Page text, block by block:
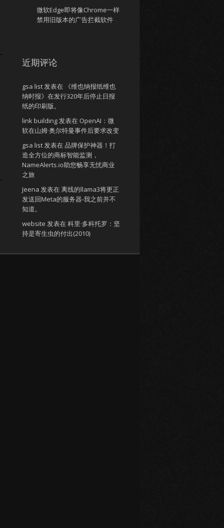
微软Edge即将像Chrome一样
禁用旧版本的广告拦截软件
近期评论
gsa list发表在
《维也纳报纸维也
纳时报》在发行320年后停止日报
纸的印刷版。
link building发表在 OpenAI：微
软在山姆·奥尔特曼事件后要求改变
gsa list发表在 品牌保护神器！打
造全方位的商标智能监测，
NameAlerts.io助您畅享无忧商业
之旅
Jeena 发表在 离线的llama3将更正
发送回Meta的服务器-我之前并不
知道。
website 发表在 科里·多科托罗：坚
持是寄生虫的付出(2010)